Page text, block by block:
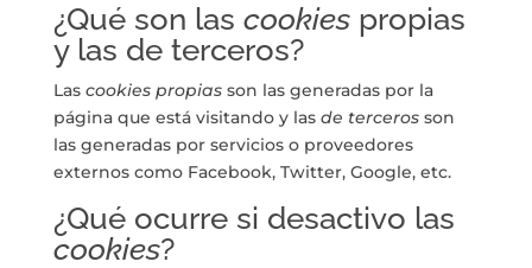
¿Qué son las cookiespropias
y las de terceros?
Las cookies propiasson las generadas por la
página que está visitando y las de tercerosson
las generadas por servicios o proveedores
externos como Facebook, Twitter, Google, etc.
¿Qué ocurre si desactivo las
cookies?